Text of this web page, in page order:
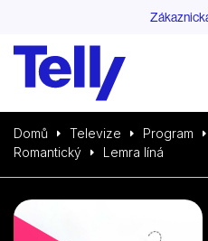
Domů Televize Program
Romantický
Lemra líná